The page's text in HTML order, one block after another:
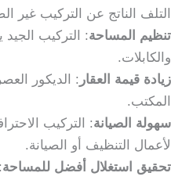
التلف الناتج عن التركيب غير
تنظيم المساحة: التركيب الجيد
والكابلات.
زيادة قيمة العقار : الديكور
المكتب.
سهولة الصيانة: التركيب
لأعمال التنظيف أو الصيانة.
تحقيق استغلال أفضل للمساحة